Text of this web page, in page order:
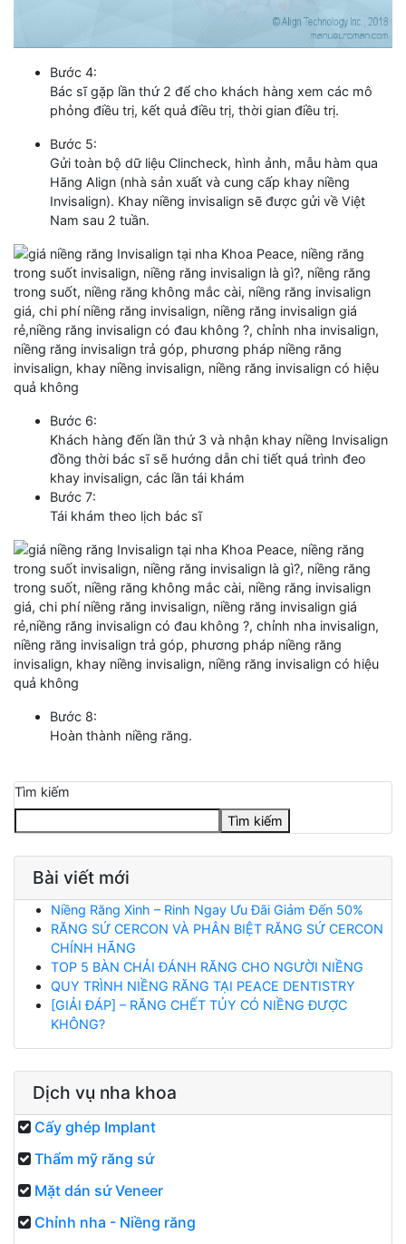
Bước 4:
Bác sĩ gặp lần thứ 2 để cho khách hàng xem các mô
phỏng điều trị, kết quả điều trị, thời gian điều trị.
Bước 5:
Gửi toàn bộ dữ liệu Clincheck, hình ảnh, mẫu hàm qua
Hãng Align (nhà sản xuất và cung cấp khay niềng
Invisalign). Khay niềng invisalign sẽ được gửi về Việt
Nam sau 2 tuần.
Bước 6:
Khách hàng đến lần thứ 3 và nhận khay niềng Invisalign
đồng thời bác sĩ sẽ hướng dẫn chi tiết quá trình đeo
khay invisalign, các lần tái khám
Bước 7:
Tái khám theo lịch bác sĩ
Bước 8:
Hoàn thành niềng răng.
Tìm kiếm
Tìm kiếm
Bài viết mới
Niềng Răng Xinh – Rinh Ngay Ưu Đãi Giảm Đến 50%
RĂNG SỨ CERCON VÀ PHÂN BIỆT RĂNG SỨ CERCON
CHÍNH HÃNG
TOP 5 BÀN CHẢI ĐÁNH RĂNG CHO NGƯỜI NIỀNG
QUY TRÌNH NIỀNG RĂNG TẠI PEACE DENTISTRY
[GIẢI ĐÁP] – RĂNG CHẾT TỦY CÓ NIỀNG ĐƯỢC
KHÔNG?
Dịch vụ nha khoa
Cấy ghép Implant
Thẩm mỹ răng sứ
Mặt dán sứ Veneer
Chỉnh nha - Niềng răng